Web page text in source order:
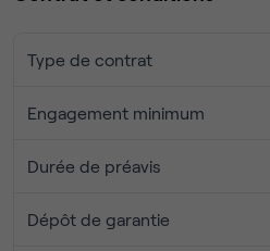
Type de contrat
Engagement minimum
Durée de préavis
Dépôt de garantie